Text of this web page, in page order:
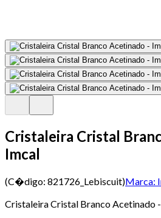
Cristaleira Cristal
Imcal
(C�digo: 821726_Lebiscuit)Marca:
Cristaleira Cristal Branco Acetinado